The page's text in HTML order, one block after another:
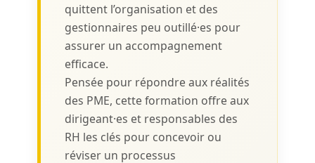
quittent l’organisation et des
gestionnaires peu outillé·es pour
assurer un accompagnement
efficace.
Pensée pour répondre aux réalités
des PME, cette formation offre aux
dirigeant·es et responsables des
RH les clés pour concevoir ou
réviser un processus